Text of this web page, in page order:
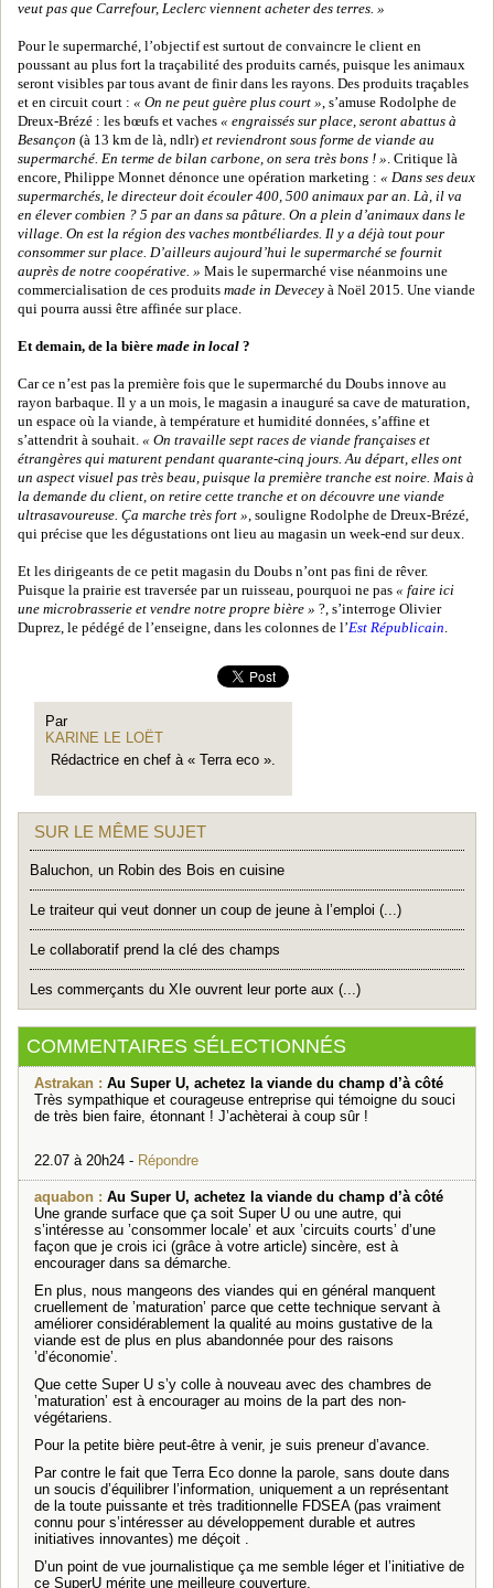
veut pas que Carrefour, Leclerc viennent acheter des terres. »
Pour le supermarché, l’objectif est surtout de convaincre le client en
poussant au plus fort la traçabilité des produits carnés, puisque les animaux
seront visibles par tous avant de finir dans les rayons. Des produits traçables
et en circuit court : « On ne peut guère plus court », s’amuse Rodolphe de
Dreux-Brézé : les bœufs et vaches « engraissés sur place, seront abattus à
Besançon (à 13 km de là, ndlr) et reviendront sous forme de viande au
supermarché. En terme de bilan carbone, on sera très bons ! ». Critique là
encore, Philippe Monnet dénonce une opération marketing : « Dans ses deux
supermarchés, le directeur doit écouler 400, 500 animaux par an. Là, il va
en élever combien ? 5 par an dans sa pâture. On a plein d’animaux dans le
village. On est la région des vaches montbéliardes. Il y a déjà tout pour
consommer sur place. D’ailleurs aujourd’hui le supermarché se fournit
auprès de notre coopérative. » Mais le supermarché vise néanmoins une
commercialisation de ces produits made in Devecey à Noël 2015. Une viande
qui pourra aussi être affinée sur place.
Et demain, de la bière made in local ?
Car ce n’est pas la première fois que le supermarché du Doubs innove au
rayon barbaque. Il y a un mois, le magasin a inauguré sa cave de maturation,
un espace où la viande, à température et humidité données, s’affine et
s’attendrit à souhait. « On travaille sept races de viande françaises et
étrangères qui maturent pendant quarante-cinq jours. Au départ, elles ont
un aspect visuel pas très beau, puisque la première tranche est noire. Mais à
la demande du client, on retire cette tranche et on découvre une viande
ultrasavoureuse. Ça marche très fort », souligne Rodolphe de Dreux-Brézé,
qui précise que les dégustations ont lieu au magasin un week-end sur deux.
Et les dirigeants de ce petit magasin du Doubs n’ont pas fini de rêver.
Puisque la prairie est traversée par un ruisseau, pourquoi ne pas « faire ici
une microbrasserie et vendre notre propre bière » ?, s’interroge Olivier
Duprez, le pédégé de l’enseigne, dans les colonnes de l’Est Républicain.
Par
KARINE LE LOËT
Rédactrice en chef à « Terra eco ».
SUR LE MÊME SUJET
Baluchon, un Robin des Bois en cuisine
Le traiteur qui veut donner un coup de jeune à l’emploi (...)
Le collaboratif prend la clé des champs
Les commerçants du XIe ouvrent leur porte aux (...)
COMMENTAIRES SÉLECTIONNÉS
Astrakan : Au Super U, achetez la viande du champ d’à côté
Très sympathique et courageuse entreprise qui témoigne du souci
de très bien faire, étonnant ! J’achèterai à coup sûr !
22.07 à 20h24 - Répondre
aquabon : Au Super U, achetez la viande du champ d’à côté
Une grande surface que ça soit Super U ou une autre, qui
s’intéresse au ’consommer locale’ et aux ’circuits courts’ d’une
façon que je crois ici (grâce à votre article) sincère, est à
encourager dans sa démarche.
En plus, nous mangeons des viandes qui en général manquent
cruellement de ’maturation’ parce que cette technique servant à
améliorer considérablement la qualité au moins gustative de la
viande est de plus en plus abandonnée pour des raisons
’d’économie’.
Que cette Super U s’y colle à nouveau avec des chambres de
’maturation’ est à encourager au moins de la part des non-
végétariens.
Pour la petite bière peut-être à venir, je suis preneur d’avance.
Par contre le fait que Terra Eco donne la parole, sans doute dans
un soucis d’équilibrer l’information, uniquement a un représentant
de la toute puissante et très traditionnelle FDSEA (pas vraiment
connu pour s’intéresser au développement durable et autres
initiatives innovantes) me déçoit .
D’un point de vue journalistique ça me semble léger et l’initiative de
ce SuperU mérite une meilleure couverture.